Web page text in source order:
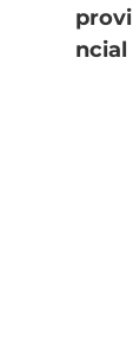
provi
ncial